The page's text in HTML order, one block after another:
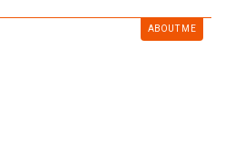
ABOUT ME